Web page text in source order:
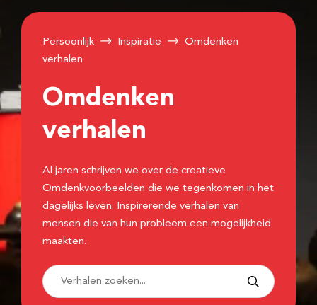
Persoonlijk Inspiratie
Omdenken
verhalen
Omdenken
verhalen
Al jaren schrijven we over de creatieve
Omdenkvoorbeelden die we tegenkomen in het
dagelijks leven. Inspirerende verhalen van
mensen die van hun probleem een mogelijkheid
maakten.